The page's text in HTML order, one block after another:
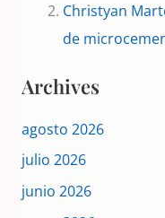
Christyan
de
Archives
agosto 2026
julio 2026
junio 2026